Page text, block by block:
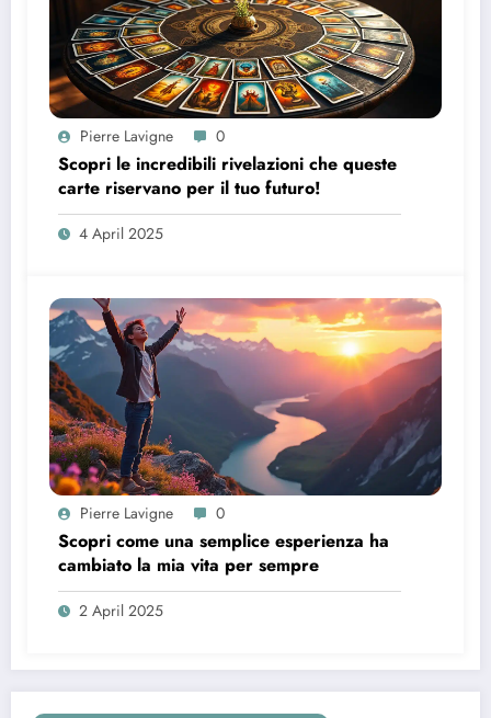
Pierre Lavigne 0
Scopri le incredibili rivelazioni che queste
carte riservano per il tuo futuro!
4 April 2025
Pierre Lavigne 0
Scopri come una semplice esperienza ha
cambiato la mia vita per sempre
2 April 2025